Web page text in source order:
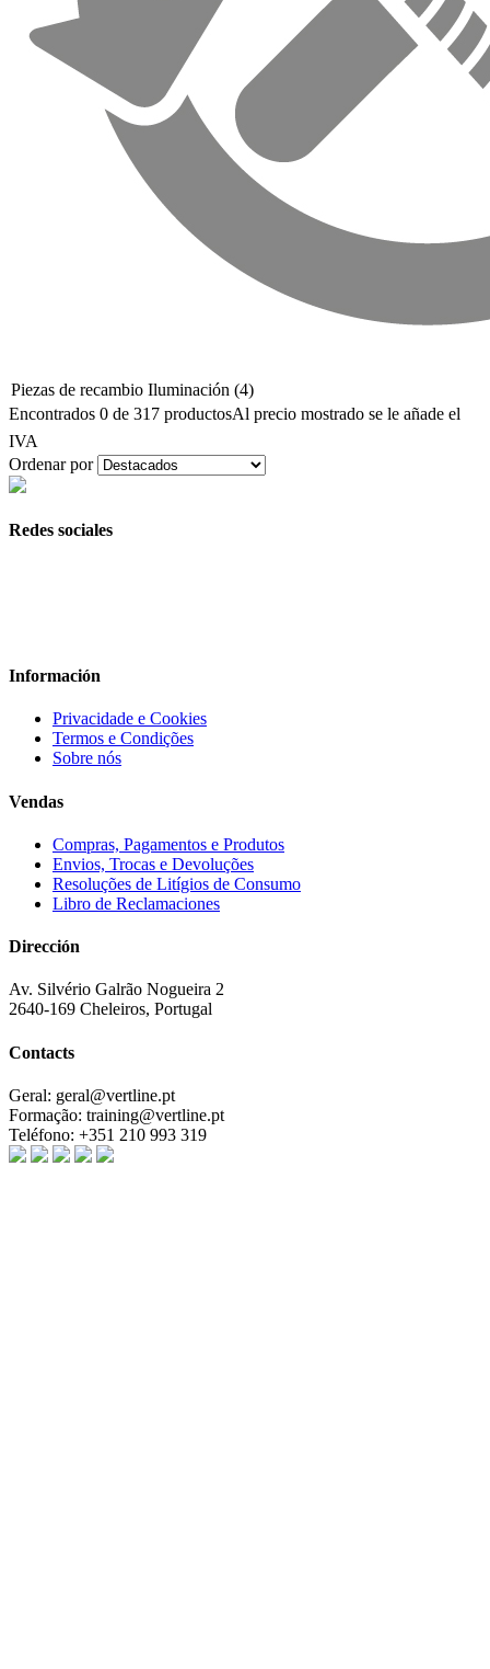
Piezas de recambio Iluminación (4)
Encontrados 0 de 317 productosAl precio mostrado se le añade el
IVA
Ordenar por
Redes sociales
Información
Privacidade e Cookies
Termos e Condições
Sobre nós
Vendas
Compras, Pagamentos e Produtos
Envios, Trocas e Devoluções
Resoluções de Litígios de Consumo
Libro de Reclamaciones
Dirección
Av. Silvério Galrão Nogueira 2
2640-169 Cheleiros, Portugal
Contacts
Geral: geral@vertline.pt
Formação: training@vertline.pt
Teléfono: +351 210 993 319